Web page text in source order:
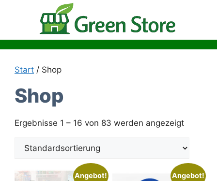
Start / Shop
Shop
Ergebnisse 1 – 16 von 83 werden angezeigt
Angebot! Angebot!